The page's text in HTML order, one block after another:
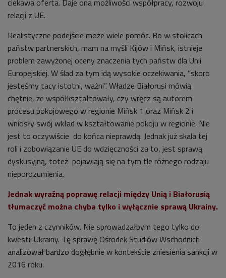
ciekawa oferta. Daje ona możliwości współpracy, rozwoju
relacji z UE.
Realistyczne podejście może wiele pomóc. Bo w stolicach
państw partnerskich, mam na myśli Kijów i Mińsk, istnieje
problem zawyżonej oceny znaczenia tych państw dla Unii
Europejskiej. W ślad za tym idą wysokie oczekiwania, ”skoro
jesteśmy tacy istotni, ważni”. Władze Białorusi mówią
chętnie, że współkształtowały, czy wręcz są autorem
procesu pokojowego w regionie Mińsk 1 oraz Mińsk 2 i
wniosły swój wkład w kształtowanie pokoju w regionie. Nie
jest to oczywiście do końca nieprawdą. Jednak już skala tej
roli i zobowiązanie UE do wdzięczności za to, jest sprawą
dyskusyjną, toteż pojawiają się na tym tle różnego rodzaju
nieporozumienia.
Jednak wyraźną poprawę relacji między Unią i Białorusią
tłumaczyć można chyba tylko i wyłącznie sprawą Ukrainy.
To jeden z czynników. Nie sprowadzałbym tego tylko do
kwestii Ukrainy. Tę sprawę Ośrodek Studiów Wschodnich
analizował bardzo dogłębnie w kontekście zniesienia sankcji w
2016 roku.